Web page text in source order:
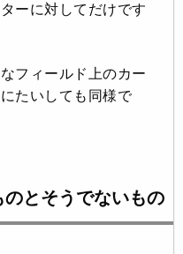
ーに対してだけです
フィールド上のカー
たいしても同様で
とそうでないもの